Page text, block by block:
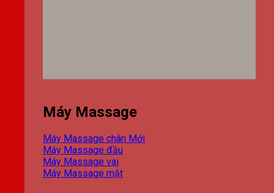
Máy Massage
Máy Massage chân
Máy Massage đầu
Máy Massage vai
Máy Massage mặt